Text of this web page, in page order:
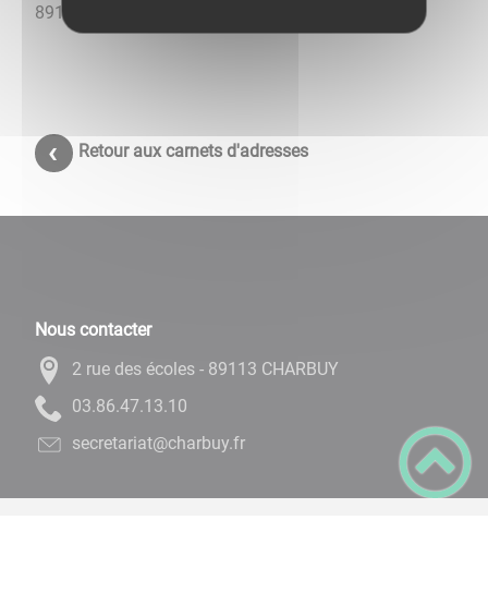
89113
Retour aux carnets d'adresses
Nous contacter
2 rue des écoles - 89113 CHARBUY
01.31.74.68.30
rf.yubrahc@tairaterces